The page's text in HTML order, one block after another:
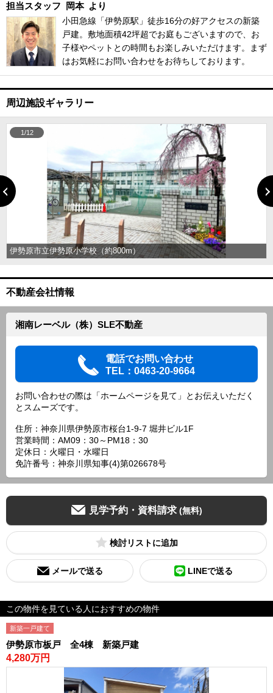
担当スタッフ 岡本 より
小田急線「伊勢原駅」徒歩16分の好アクセスの新築
戸建。敷地面積42坪超でお庭もございますので、お
子様やペットとの時間もお楽しみいただけます。まず
はお気軽にお問い合わせをお待ちしております。
周辺施設ギャラリー
伊勢原市立伊勢原小学校（約800m）
1/12
不動産会社情報
湘南レーベル（株）SLE不動産
電話でお問い合わせ
TEL：0463-20-9664
お問い合わせの際は「ホームページを見て」とお伝えいただく
とスムーズです。
住所：神奈川県伊勢原市桜台1-9-7 堀井ビル1F
営業時間：AM09：30～PM18：30
定休日：火曜日・水曜日
免許番号：神奈川県知事(4)第026678号
見学予約・資料請求 (無料)
検討リスト
メールで送る LINEで送る
この物件を見ている人におすすめの物件
新築一戸建て
伊勢原市板戸 全4棟 新築戸建
4,280万円